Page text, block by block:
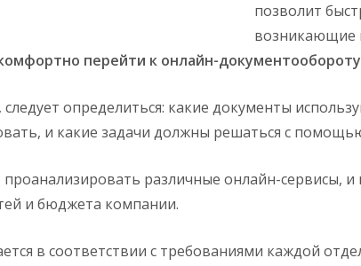
позволит
возникающие
перейти к онлайн-
определиться: какие документы
и какие задачи должны решаться с
различные онлайн-сервисы,
и бюджета компании.
в соответствии с требованиями каждой